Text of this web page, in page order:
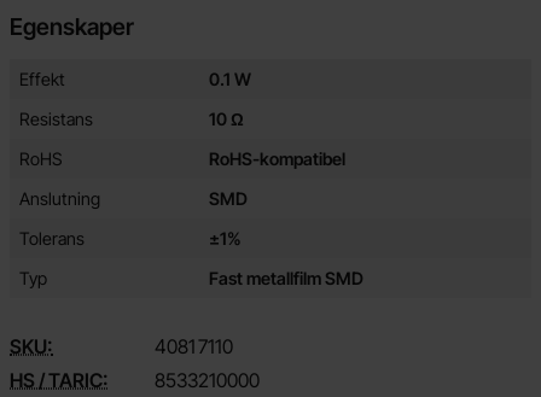
Egenskaper
Egenskaper/attribut för denna produkt
Attribut
Effekt
0.1 W
Resistans
10 Ω
RoHS
RoHS-kompatibel
Anslutning
SMD
Tolerans
±1%
Typ
Fast metallfilm SMD
SKU: 4081 7110
HS / TARIC:
8533210000